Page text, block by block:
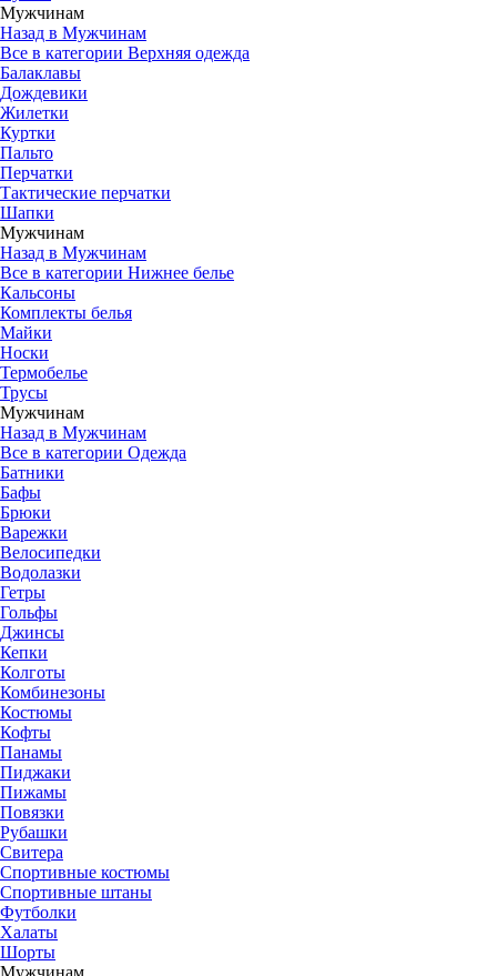
Мужчинам
Назад в Мужчинам
Все в категории Верхняя одежда
Балаклавы
Дождевики
Жилетки
Куртки
Пальто
Перчатки
Тактические перчатки
Шапки
Мужчинам
Назад в Мужчинам
Все в категории Нижнее белье
Кальсоны
Комплекты белья
Майки
Носки
Термобелье
Трусы
Мужчинам
Назад в Мужчинам
Все в категории Одежда
Батники
Бафы
Брюки
Варежки
Велосипедки
Водолазки
Гетры
Гольфы
Джинсы
Кепки
Колготы
Комбинезоны
Костюмы
Кофты
Панамы
Пиджаки
Пижамы
Повязки
Рубашки
Свитера
Спортивные костюмы
Спортивные штаны
Футболки
Халаты
Шорты
Мужчинам